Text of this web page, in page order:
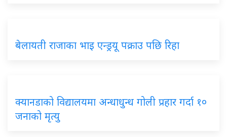
बेलायती राजाका भाइ एन्ड्रयू पक्राउ पछि रिहा
क्यानडाको विद्यालयमा अन्धाधुन्ध गोली प्रहार गर्दा १०
जनाको मृत्यु